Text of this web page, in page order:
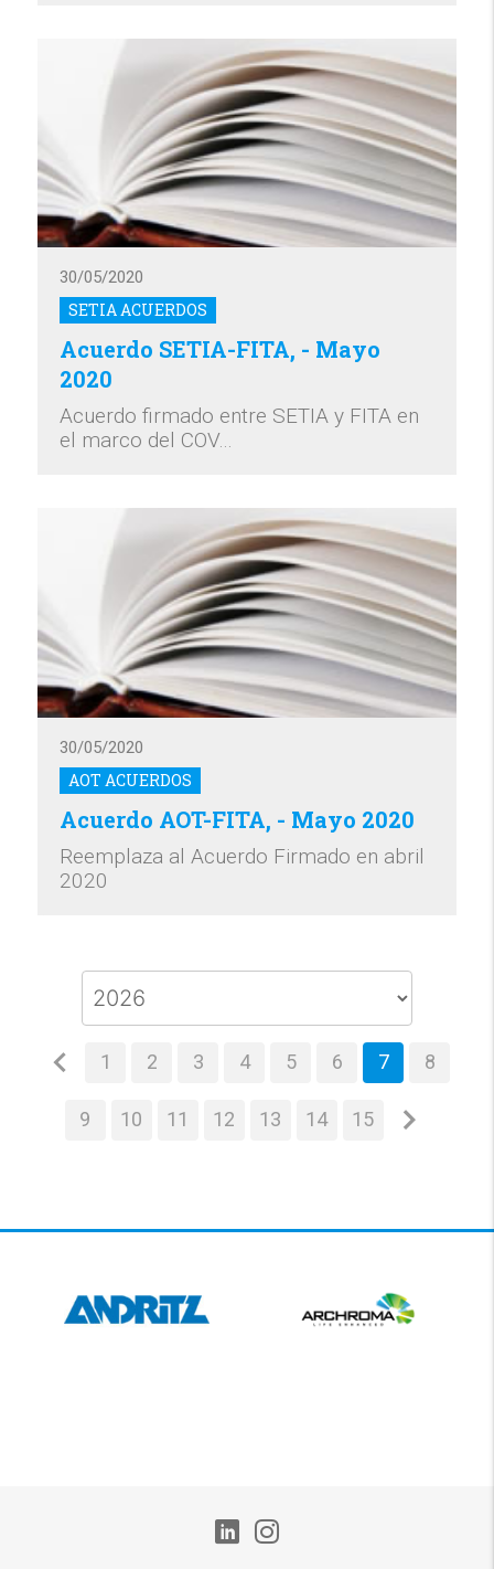
SETIA ACUERDOS
30/05/2020
Acuerdo SETIA-FITA, - Mayo
2020
Acuerdo firmado entre SETIA y FITA en
el marco del COV…
AOT ACUERDOS
30/05/2020
Acuerdo AOT-FITA, - Mayo 2020
Reemplaza al Acuerdo Firmado en abril
2020
1 2 3 4 5 6 7 8
9 10 11 12 13 14 15